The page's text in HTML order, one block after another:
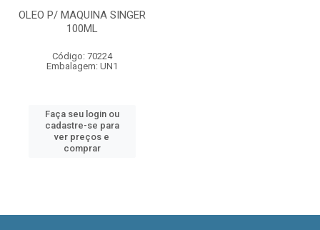
OLEO P/ MAQUINA SINGER
100ML
Código: 70224
Embalagem: UN1
Faça seu login ou
cadastre-se para
ver preços e
comprar